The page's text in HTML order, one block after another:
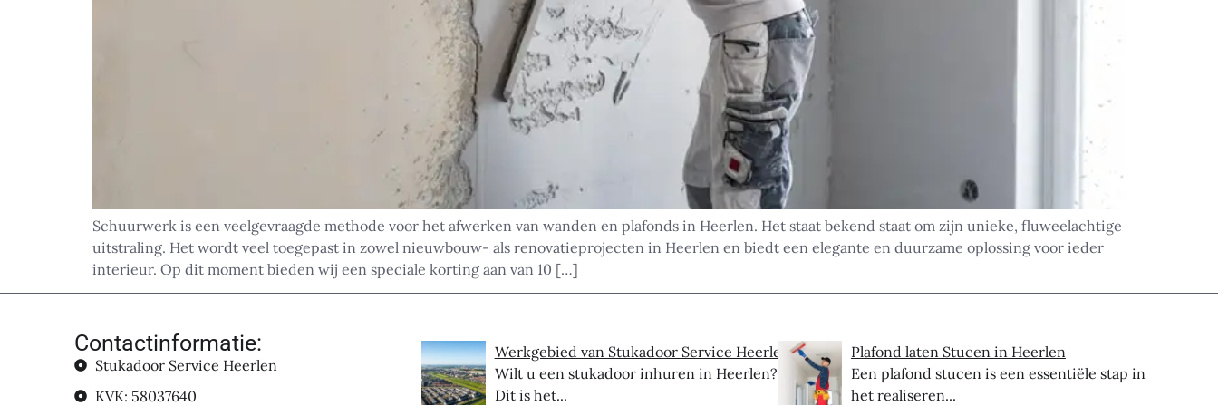
Schuurwerk is een veelgevraagde methode voor het afwerken van wanden en plafonds in Heerlen. Het staat bekend staat om zijn unieke, fluweelachtige
uitstraling. Het wordt veel toegepast in zowel nieuwbouw- als renovatieprojecten in Heerlen en biedt een elegante en duurzame oplossing voor ieder
interieur. Op dit moment bieden wij een speciale korting aan van 10 […]
Contactinformatie:
Stukadoor Service Heerlen
KVK: 58037640
Werkgebied van Stukadoor Service Heerlen
Wilt u een stukadoor inhuren in Heerlen?
Dit is het...
Plafond laten Stucen in Heerlen
Een plafond stucen is een essentiële stap in
het realiseren...